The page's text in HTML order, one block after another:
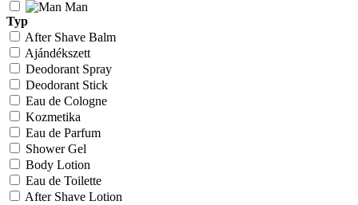
Man
Typ
After Shave Balm
Ajándékszett
Deodorant Spray
Deodorant Stick
Eau de Cologne
Kozmetika
Eau de Parfum
Shower Gel
Body Lotion
Eau de Toilette
After Shave Lotion